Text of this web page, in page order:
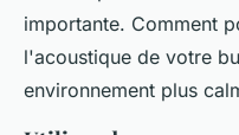
importante. Comment
l'acoustique de votre
environnement plus